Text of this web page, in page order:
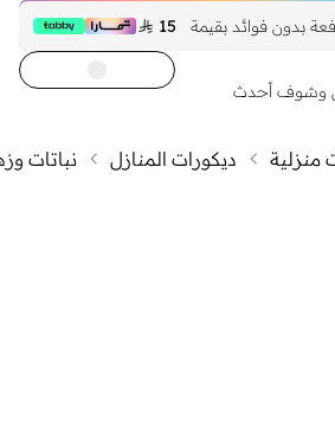
15 
وشوف أحدث
منزلية ديكورات المنازل نباتات